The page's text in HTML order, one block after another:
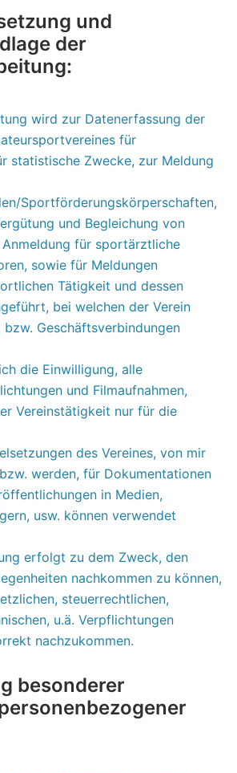
und
der
wird zur Datenerfassung der
für
statistische Zwecke, zur Meldung
Sportförderungskörperschaften,
und Begleichung von
Anmeldung für sportärztliche
sowie für Meldungen
Tätigkeit und dessen
bei welchen der Verein
bzw. Geschäftsverbindungen
die Einwilligung, alle
und Filmaufnahmen,
Vereinstätigkeit nur für die
des Vereines, von mir
werden, für Dokumentationen
in Medien,
usw. können verwendet
erfolgt zu dem Zweck, den
nachkommen zu können,
steuerrechtlichen,
u.ä. Verpflichtungen
nachzukommen.
besonderer